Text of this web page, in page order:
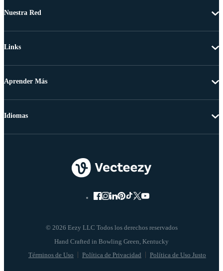
Nuestra Red
Links
Aprender Más
© 2026 Eezy LLC Todos los derechos reservados
Términos de Uso Política de Privacidad Política de Uso Justo
Idiomas